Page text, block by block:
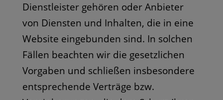
Dienstleister gehören oder Anbieter
von Diensten und Inhalten, die in eine
Website eingebunden sind. In solchen
Fällen beachten wir die gesetzlichen
Vorgaben und schließen insbesondere
entsprechende Verträge bzw.